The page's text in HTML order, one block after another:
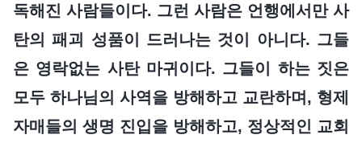
독해진 사람들이다. 그런 사람은 언행에서만 사
탄의 패괴 성품이 드러나는 것이 아니다. 그들
은 영락없는 사탄 마귀이다. 그들이 하는 짓은
모두 하나님의 사역을 방해하고 교란하며, 형제
자매들의 생명 진입을 방해하고, 정상적인 교회